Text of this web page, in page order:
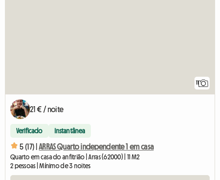
11
21 € / noite
Verificado Instantânea
5 (17) | ARRAS Quarto independente 1 em casa
Quarto em casa do anfitrião | Arras (62000) | 11 M2
2 pessoas | Mínimo de 3 noites